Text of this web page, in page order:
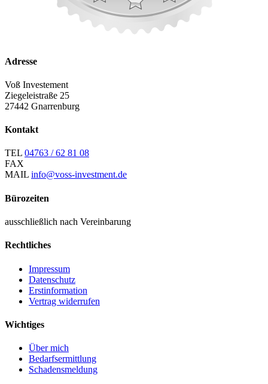
Adresse
Voß Investement
Ziegeleistraße 25
27442 Gnarrenburg
Kontakt
TEL 04763 / 62 81 08
FAX
MAIL info@voss-investment.de
Bürozeiten
ausschließlich nach Vereinbarung
Rechtliches
Impressum
Datenschutz
Erstinformation
Vertrag widerrufen
Wichtiges
Über mich
Bedarfsermittlung
Schadensmeldung